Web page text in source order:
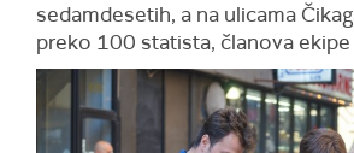
sedamdesetih, a na ulicama
preko 100 statista, članova ekipe